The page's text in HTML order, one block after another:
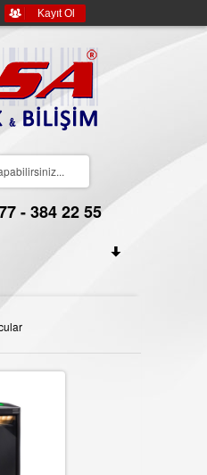
Kayıt Ol
- 384 22 55